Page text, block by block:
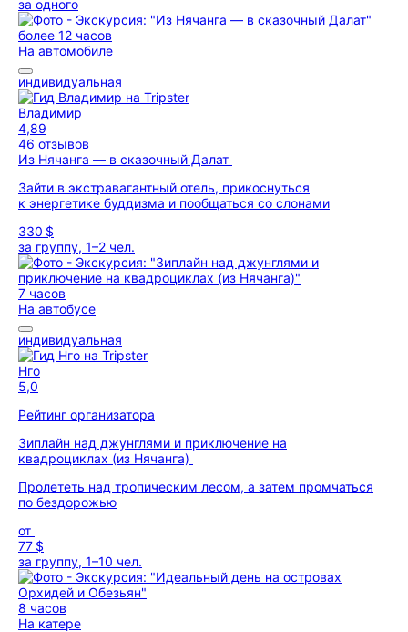
за одного
более 12 часов
На автомобиле
индивидуальная
Владимир
4,89
46 отзывов
Из Нячанга — в сказочный Далат
Зайти в экстравагантный отель, прикоснуться
к энергетике буддизма и пообщаться со слонами
330 $
за группу, 1–2 чел.
7 часов
На автобусе
индивидуальная
Нго
5,0
Рейтинг организатора
Зиплайн над джунглями и приключение на
квадроциклах (из Нячанга)
Пролететь над тропическим лесом, а затем промчаться
по бездорожью
от
77 $
за группу, 1–10 чел.
8 часов
На катере